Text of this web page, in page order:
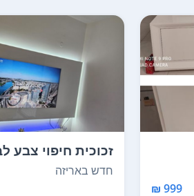
999 ₪
זכוכית חיפוי צבע
עיצוב איטלקי ...
חדש באריזה